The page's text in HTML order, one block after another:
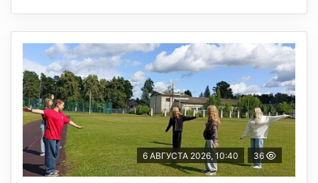
6 АВГУСТА 2026, 10:40 36